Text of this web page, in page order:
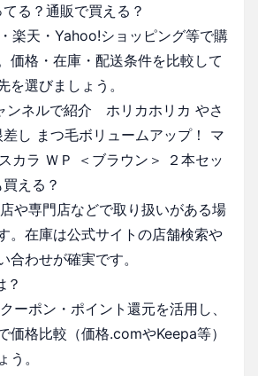
る？通販で買える？
楽天・Yahoo!ショッピング等で購
価格・在庫・配送条件を比較して
を選びましょう。
ンネルで紹介 ホリカホリカ やさ
し まつ毛ボリュームアップ！ マ
カラ ＷＰ ＜ブラウン＞ ２本セッ
える？
や専門店などで取り扱いがある場
。在庫は公式サイトの店舗検索や
合わせが確実です。
？
ーポン・ポイント還元を活用し、
価格比較（価格.comやKeepa等）
う。